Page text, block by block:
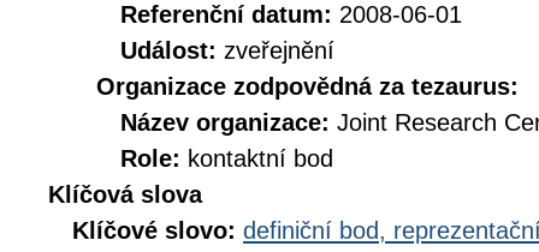
Referenční datum: 2008-06-01
Událost: zveřejnění
Organizace zodpovědná za tezaurus:
Název organizace: Joint Research
Role: kontaktní bod
Klíčová slova
Klíčové slovo: definiční bod,